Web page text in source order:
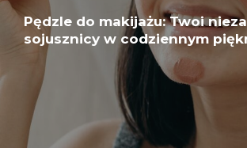
Pędzle do makijażu: Twoi
sojusznicy w codziennym